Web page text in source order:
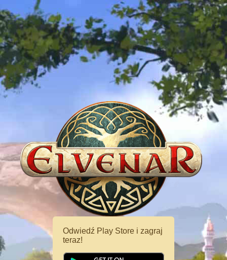
Odwiedź Play Store i zagraj
teraz!